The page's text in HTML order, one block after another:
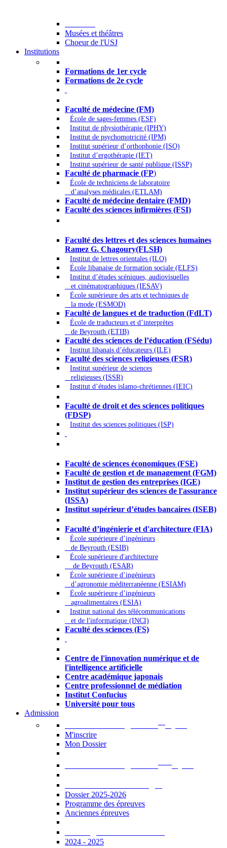
Musées et théâtres
Choeur de l'USJ
Institutions
Formations de 1er cycle
Formations de 2e cycle
Faculté de médecine (FM)
École de sages-femmes (ESF)
Institut de physiothérapie (IPHY)
Institut de psychomotricité (IPM)
Institut supérieur d’orthophonie (ISO)
Institut d’ergothérapie (IET)
Institut supérieur de santé publique (ISSP)
Faculté de pharmacie (FP)
École de techniciens de laboratoire
d’analyses médicales (ETLAM)
Faculté de médecine dentaire (FMD)
Faculté des sciences infirmières (FSI)
Faculté des lettres et des sciences humaines
Ramez G. Chagoury(FLSH)
Institut de lettres orientales (ILO)
École libanaise de formation sociale (ELFS)
Institut d’études scéniques, audiovisuelles
et cinématographiques (IESAV)
École supérieure des arts et techniques de
la mode (ESMOD)
Faculté de langues et de traduction (FdLT)
École de traducteurs et d’interprètes
de Beyrouth (ETIB)
Faculté des sciences de l’éducation (FSédu)
Institut libanais d’éducateurs (ILE)
Faculté des sciences religieuses (FSR)
Institut supérieur de sciences
religieuses (ISSR)
Institut d’études islamo-chrétiennes (IEIC)
Faculté de droit et des sciences politiques
(FDSP)
Institut des sciences politiques (ISP)
Faculté de sciences économiques (FSE)
Faculté de gestion et de management (FGM)
Institut de gestion des entreprises (IGE)
Institut supérieur des sciences de l'assurance
(ISSA)
Institut supérieur d’études bancaires (ISEB)
Faculté d’ingénierie et d'architecture (FIA)
École supérieure d’ingénieurs
de Beyrouth (ESIB)
École supérieure d'architecture
de Beyrouth (ESAR)
École supérieure d’ingénieurs
d’agronomie méditerranéenne (ESIAM)
École supérieure d’ingénieurs
agroalimentaires (ESIA)
Institut national des télécommunications
et de l'informatique (INCI)
Faculté des sciences (FS)
Centre de l'innovation numérique et de
l'intelligence artificielle
Centre académique japonais
Centre professionnel de médiation
Institut Confucius
Université pour tous
Admission
M'inscrire
Mon Dossier
Dossier 2025-2026
Programme des épreuves
Anciennes épreuves
2024 - 2025